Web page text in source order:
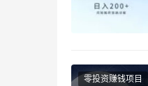
零投资赚钱项目